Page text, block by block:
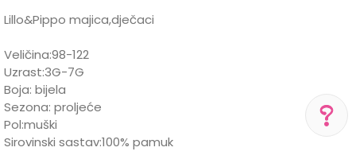
Lillo&Pippo majica,dječaci
Veličina:98-122
Uzrast:3G-7G
Boja: bijela
Sezona: proljeće
Pol:muški
Sirovinski sastav:100% pamuk